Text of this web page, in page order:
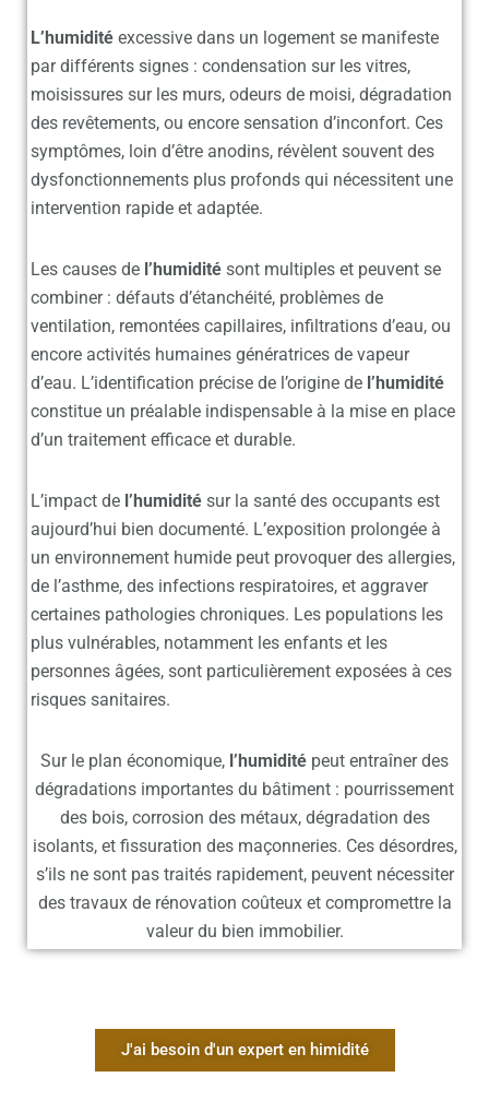
L’humidité excessive dans un logement se manifeste
par différents signes : condensation sur les vitres,
moisissures sur les murs, odeurs de moisi, dégradation
des revêtements, ou encore sensation d’inconfort. Ces
symptômes, loin d’être anodins, révèlent souvent des
dysfonctionnements plus profonds qui nécessitent une
intervention rapide et adaptée.
Les causes de l’humidité sont multiples et peuvent se
combiner : défauts d’étanchéité, problèmes de
ventilation, remontées capillaires, infiltrations d’eau, ou
encore activités humaines génératrices de vapeur
d’eau. L’identification précise de l’origine de l’humidité
constitue un préalable indispensable à la mise en place
d’un traitement efficace et durable.
L’impact de l’humidité sur la santé des occupants est
aujourd’hui bien documenté. L’exposition prolongée à
un environnement humide peut provoquer des allergies,
de l’asthme, des infections respiratoires, et aggraver
certaines pathologies chroniques. Les populations les
plus vulnérables, notamment les enfants et les
personnes âgées, sont particulièrement exposées à ces
risques sanitaires.
Sur le plan économique, l’humidité peut entraîner des
dégradations importantes du bâtiment : pourrissement
des bois, corrosion des métaux, dégradation des
isolants, et fissuration des maçonneries. Ces désordres,
s’ils ne sont pas traités rapidement, peuvent nécessiter
des travaux de rénovation coûteux et compromettre la
valeur du bien immobilier.
J'ai besoin d'un expert en himidité